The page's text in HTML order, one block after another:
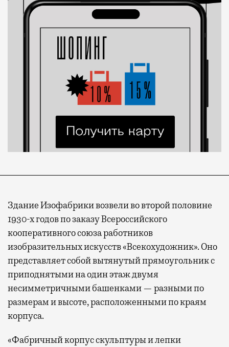
Здание Изофабрики возвели во второй половине
1930-х годов по заказу Всероссийского
кооперативного союза работников
изобразительных искусств «Всекохудожник». Оно
представляет собой вытянутый прямоугольник с
приподнятыми на один этаж двумя
несимметричными башенками — разными по
размерам и высоте, расположенными по краям
корпуса.
«Фабричный корпус скульптуры и лепки